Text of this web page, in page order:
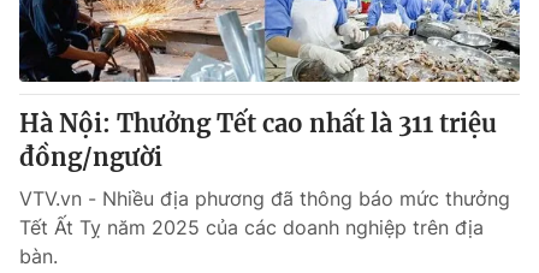
Thế giới đó đây
Câu chuyện quốc tế
Tài chính
Thị trường
Góc doanh nghiệp
Dữ liệu và đời sống
Truyền hình
Phim VTV
Hậu trường
Giải trí
Điện ảnh
Đời sống
Hà Nội: Thưởng Tết cao nhất là 311 triệu
đồng/người
VTV.vn - Nhiều địa phương đã thông báo mức thưởng
Tết Ất Tỵ năm 2025 của các doanh nghiệp trên địa
bàn.